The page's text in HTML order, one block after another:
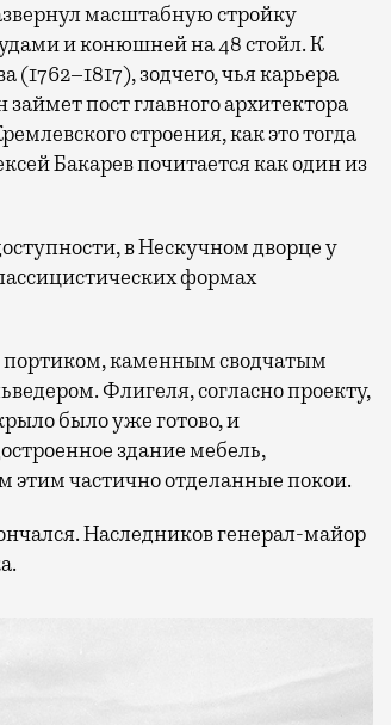
масштабную стройку
и конюшней на 48 стойл. К
зодчего, чья карьера
пост главного архитектора
строения, как это тогда
Бакарев почитается как один из
в Нескучном дворце у
формах
каменным сводчатым
Флигеля, согласно проекту,
было уже готово, и
здание мебель,
этим частично отделанные покои.
Наследников генерал-майор